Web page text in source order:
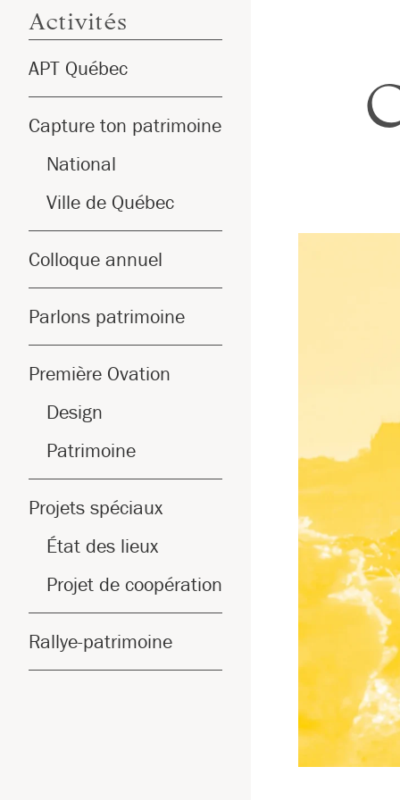
Activités
APT Québec
Capture ton patrimoine
National
Ville de Québec
Colloque annuel
Parlons patrimoine
Première Ovation
Design
Patrimoine
Projets spéciaux
État des lieux
Projet de coopération
Rallye-patrimoine